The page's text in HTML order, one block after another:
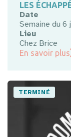
LES
Date
Semaine du 6
Lieu
Chez Brice
En savoir plus
TERMINÉ